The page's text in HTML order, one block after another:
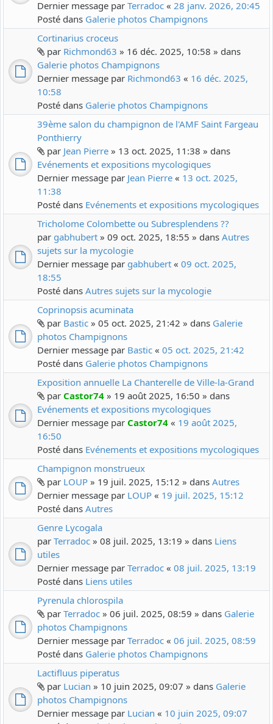
Dernier message par Terradoc « 28 janv. 2026, 20:45
Posté dans Galerie photos Champignons
Cortinarius croceus
par Richmond63 » 16 déc. 2025, 10:58 » dans
Galerie photos Champignons
Dernier message par Richmond63 « 16 déc. 2025,
10:58
Posté dans Galerie photos Champignons
39ème salon du champignon de l'AMF Saint Fargeau
Ponthierry
par Jean Pierre » 13 oct. 2025, 11:38 » dans
Evénements et expositions mycologiques
Dernier message par Jean Pierre « 13 oct. 2025,
11:38
Posté dans Evénements et expositions mycologiques
Tricholome Colombette ou Subresplendens ??
par gabhubert » 09 oct. 2025, 18:55 » dans Autres
sujets sur la mycologie
Dernier message par gabhubert « 09 oct. 2025,
18:55
Posté dans Autres sujets sur la mycologie
Coprinopsis acuminata
par Bastic » 05 oct. 2025, 21:42 » dans Galerie
photos Champignons
Dernier message par Bastic « 05 oct. 2025, 21:42
Posté dans Galerie photos Champignons
Exposition annuelle La Chanterelle de Ville-la-Grand
par Castor74 » 19 août 2025, 16:50 » dans
Evénements et expositions mycologiques
Dernier message par Castor74 « 19 août 2025,
16:50
Posté dans Evénements et expositions mycologiques
Champignon monstrueux
par LOUP » 19 juil. 2025, 15:12 » dans Autres
Dernier message par LOUP « 19 juil. 2025, 15:12
Posté dans Autres
Genre Lycogala
par Terradoc » 08 juil. 2025, 13:19 » dans Liens
utiles
Dernier message par Terradoc « 08 juil. 2025, 13:19
Posté dans Liens utiles
Pyrenula chlorospila
par Terradoc » 06 juil. 2025, 08:59 » dans Galerie
photos Champignons
Dernier message par Terradoc « 06 juil. 2025, 08:59
Posté dans Galerie photos Champignons
Lactifluus piperatus
par Lucian » 10 juin 2025, 09:07 » dans Galerie
photos Champignons
Dernier message par Lucian « 10 juin 2025, 09:07